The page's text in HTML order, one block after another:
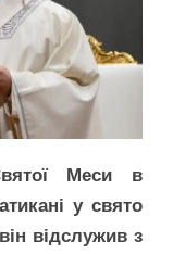
Меси в
у свято
відслужив з